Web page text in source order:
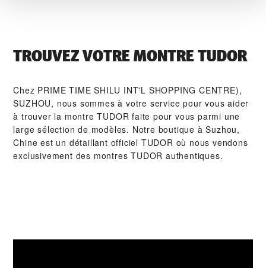
TROUVEZ VOTRE MONTRE TUDOR
Chez ‭PRIME TIME SHILU INT'L SHOPPING CENTRE),
SUZHOU‬, nous sommes à votre service pour vous aider
à trouver la montre TUDOR faite pour vous parmi une
large sélection de modèles. Notre boutique à Suzhou,
Chine est un détaillant officiel TUDOR où nous vendons
exclusivement des montres TUDOR authentiques.